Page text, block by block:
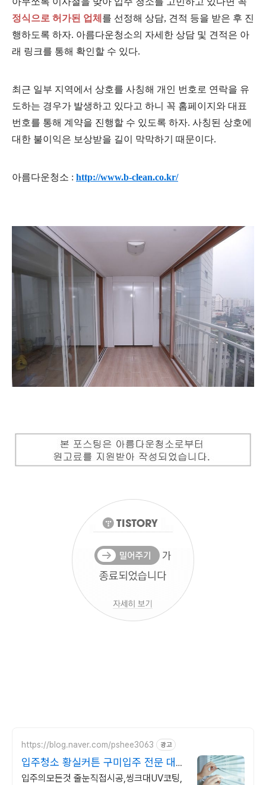
정식으로 허가된 업체 를 선정해 상담, 견적 등을 받은 후 진
행하도록 하자. 아름다운청소의 자세한 상담 및 견적은 아
래 링크를 통해 확인할 수 있다.
최근 일부 지역에서 상호를 사칭해 개인 번호로 연락을 유
도하는 경우가 발생하고 있다고 하니 꼭 홈페이지와 대표
번호를 통해 계약을 진행할 수 있도록 하자. 사칭된 상호에
대한 불이익은 보상받을 길이 막막하기 때문이다.
아름다운청소 : http://www.b-clean.co.kr/
https://blog.naver.com/pshee3063 광고
입주청소 황실커튼 구미입주 전문 대표
업체
입주의모든것 줄눈직접시공,씽크대UV코팅,